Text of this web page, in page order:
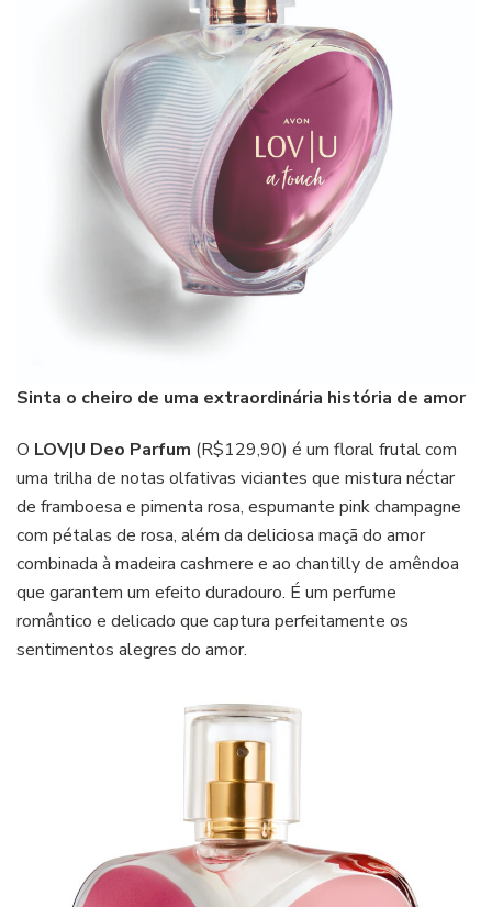
Sinta o cheiro de uma extraordinária história de amor
O LOV|U Deo Parfum (R$129,90) é um floral frutal com
uma trilha de notas olfativas viciantes que mistura néctar
de framboesa e pimenta rosa, espumante pink champagne
com pétalas de rosa, além da deliciosa maçã do amor
combinada à madeira cashmere e ao chantilly de amêndoa
que garantem um efeito duradouro. É um perfume
romântico e delicado que captura perfeitamente os
sentimentos alegres do amor.